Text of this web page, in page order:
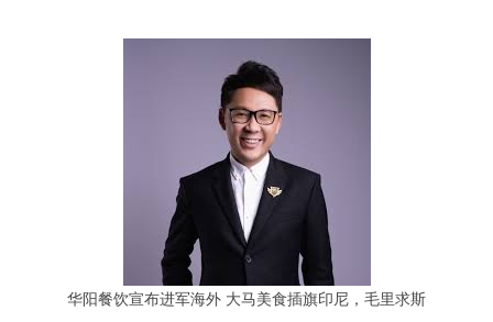
华阳餐饮宣布进军海外 大马美食插旗印尼，毛里求斯